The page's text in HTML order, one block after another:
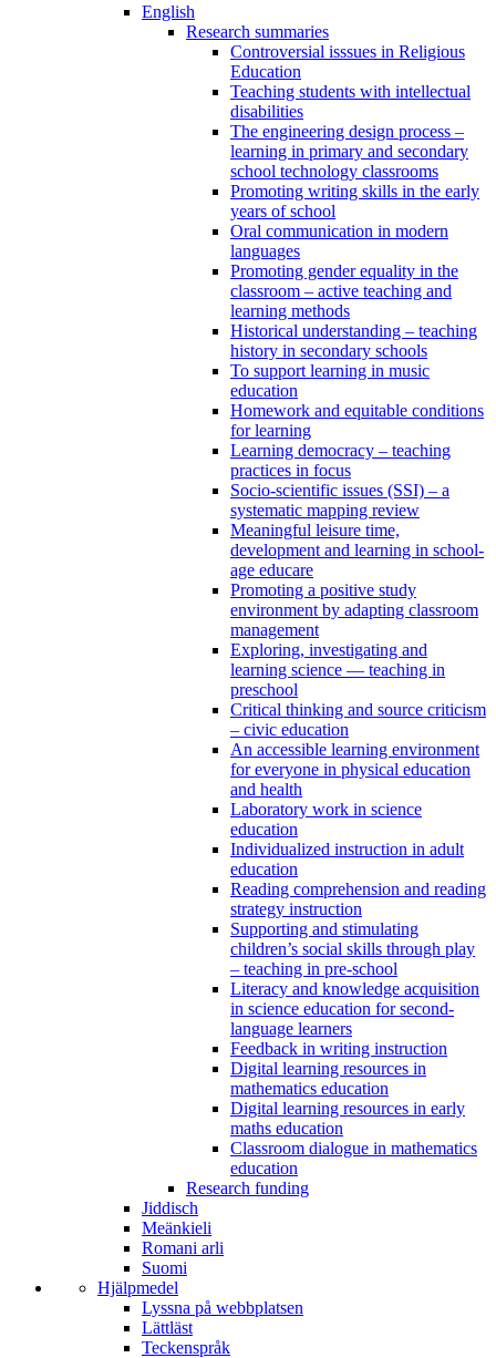
English
Research summaries
Controversial isssues in Religious
Education
Teaching students with intellectual
disabilities
The engineering design process –
learning in primary and secondary
school technology classrooms
Promoting writing skills in the early
years of school
Oral communication in modern
languages
Promoting gender equality in the
classroom – active teaching and
learning methods
Historical understanding – teaching
history in secondary schools
To support learning in music
education
Homework and equitable conditions
for learning
Learning democracy – teaching
practices in focus
Socio-scientific issues (SSI) – a
systematic mapping review
Meaningful leisure time,
development and learning in school-
age educare
Promoting a positive study
environment by adapting classroom
management
Exploring, investigating and
learning science — teaching in
preschool
Critical thinking and source criticism
– civic education
An accessible learning environment
for everyone in physical education
and health
Laboratory work in science
education
Individualized instruction in adult
education
Reading comprehension and reading
strategy instruction
Supporting and stimulating
children’s social skills through play
– teaching in pre-school
Literacy and knowledge acquisition
in science education for second-
language learners
Feedback in writing instruction
Digital learning resources in
mathematics education
Digital learning resources in early
maths education
Classroom dialogue in mathematics
education
Research funding
Jiddisch
Meänkieli
Romani arli
Suomi
Hjälpmedel
Lyssna på webbplatsen
Lättläst
Teckenspråk